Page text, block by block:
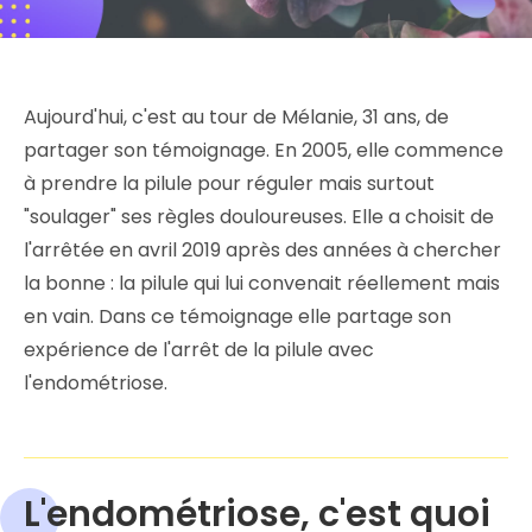
Aujourd'hui, c'est au tour de Mélanie, 31 ans, de
partager son témoignage. En 2005, elle commence
à prendre la pilule pour réguler mais surtout
"soulager" ses règles douloureuses. Elle a choisit de
l'arrêtée en avril 2019 après des années à chercher
la bonne : la pilule qui lui convenait réellement mais
en vain. Dans ce témoignage elle partage son
expérience de l'arrêt de la pilule avec
l'endométriose.
L'endométriose, c'est quoi